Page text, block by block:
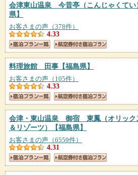
会津東山温泉 今昔亭（こんじゃくてい
県】
お客さまの声（378件）
4.33
料理旅館 田事 【福島県】
お客さまの声（105件）
4.33
会津・東山温泉 御宿 東鳳（オリック
＆リゾーツ）
【福島県】
お客さまの声（6559件）
4.31